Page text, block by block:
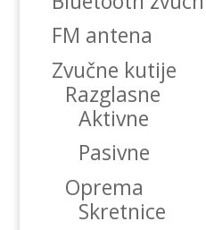
FM antena
Zvučne kutije
Razglasne
Aktivne
Pasivne
Oprema
Skretnice